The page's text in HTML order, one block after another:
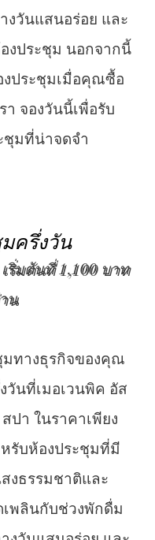
งวันแสนอร่อย และ
งประชุม นอกจากนี้
ประชุมเมื่อคุณซื้อ
า จองวันนี้เพื่อรับ
ชุมที่น่าจดจำ
ครึ่งวัน
ริ่มต้นที่ 1,100 บาท
น
ทางธุรกิจของคุณ
วันที่เมอเวนพิค อัส
ปา ในราคาเพียง
รับห้องประชุมที่มี
งธรรมชาติและ
พลินกับช่วงพักดื่ม